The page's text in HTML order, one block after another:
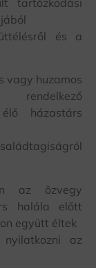
és a
vagy huzamos
rendelkező
házastárs
az özvegy
halála előtt
együtt éltek
az